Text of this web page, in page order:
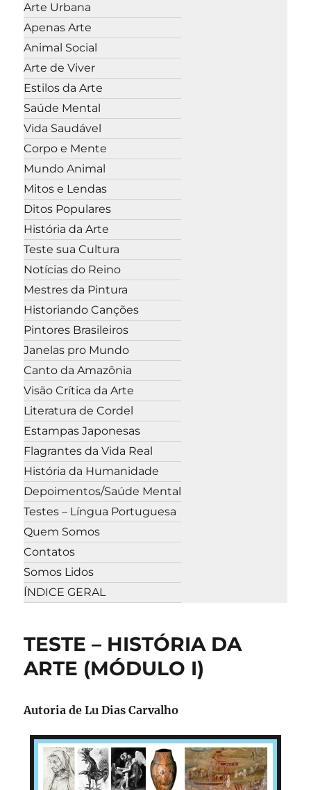
Arte Urbana
Apenas Arte
Animal Social
Arte de Viver
Estilos da Arte
Saúde Mental
Vida Saudável
Corpo e Mente
Mundo Animal
Mitos e Lendas
Ditos Populares
História da Arte
Teste sua Cultura
Notícias do Reino
Mestres da Pintura
Historiando Canções
Pintores Brasileiros
Janelas pro Mundo
Canto da Amazônia
Visão Crítica da Arte
Literatura de Cordel
Estampas Japonesas
Flagrantes da Vida Real
História da Humanidade
Depoimentos/Saúde Mental
Testes – Língua Portuguesa
Quem Somos
Contatos
Somos Lidos
ÍNDICE GERAL
TESTE – HISTÓRIA DA
ARTE (MÓDULO I)
Autoria de Lu Dias Carvalho